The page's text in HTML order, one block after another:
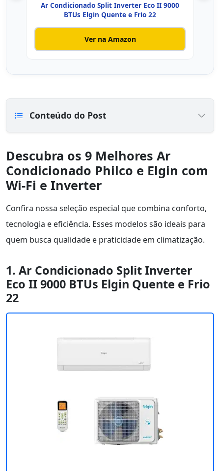
Ar Condicionado Split Inverter Eco II 9000
BTUs Elgin Quente e Frio 22
Ver na Amazon
Conteúdo do Post
Descubra os 9 Melhores Ar
Condicionado Philco e Elgin com
Wi-Fi e Inverter
Confira nossa seleção especial que combina conforto,
tecnologia e eficiência. Esses modelos são ideais para
quem busca qualidade e praticidade em climatização.
1. Ar Condicionado Split Inverter
Eco II 9000 BTUs Elgin Quente e Frio
22